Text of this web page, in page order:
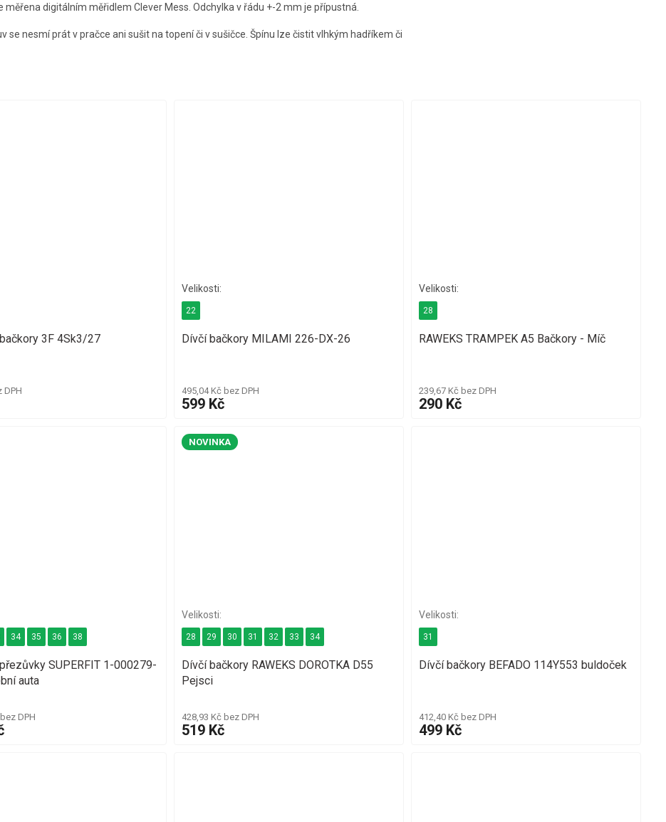
měřena digitálním měřidlem Clever Mess. Odchylka v řádu +-2 mm je přípustná.
se nesmí prát v pračce ani sušit na topení či v sušičce. Špínu lze čistit vlhkým hadříkem či
3F 4Sk3/27
DPH
Dívčí bačkory MILAMI 226-DX-26
495,04 Kč bez DPH
599 Kč
22
RAWEKS TRAMPEK A5 Bačkory - Míč
239,67 Kč bez DPH
290 Kč
28
SUPERFIT 1-000279-
auta
DPH
34 35 36 38
NOVINKA
Dívčí bačkory RAWEKS DOROTKA D55
Pejsci
428,93 Kč bez DPH
519 Kč
28 29 30 31 32 33 34
Dívčí bačkory BEFADO 114Y553 buldoček
412,40 Kč bez DPH
499 Kč
31